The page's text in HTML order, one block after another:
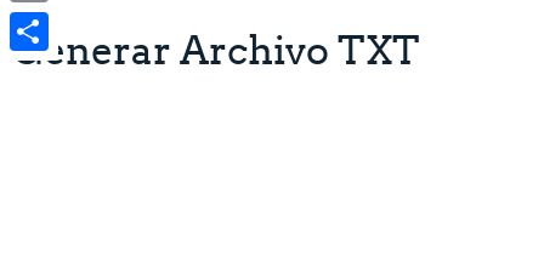
Generar Archivo TXT
Email